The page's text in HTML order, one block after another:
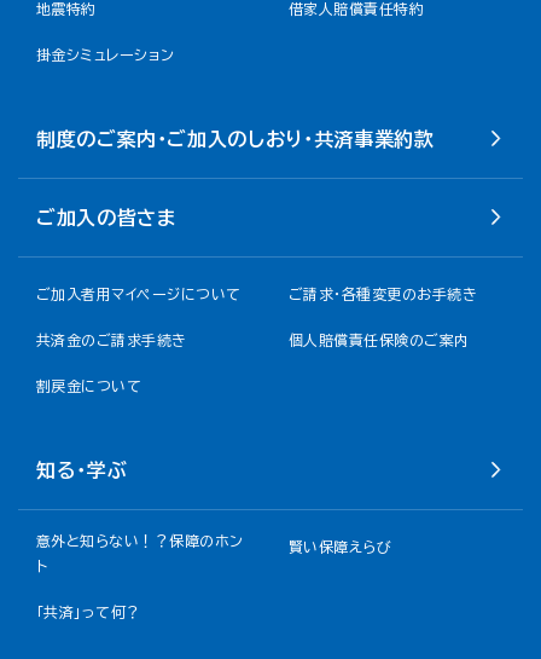
地震特約 借家人賠償責任特約
掛金シミュレーション
制度のご案内・ご加入のしおり・共済事業約款
ご加入の皆さま
ご加入者用マイページについて ご請求・各種変更のお手続き
共済金のご請求手続き 個人賠償責任保険のご案内
割戻金について​
知る・学ぶ
意外と知らない！？保障のホン
ト
賢い保障えらび
「共済」って何？